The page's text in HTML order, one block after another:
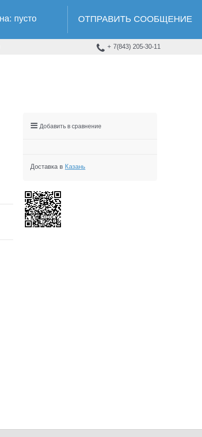
пусто ОТПРАВИТЬ СООБЩЕНИЕ
+ 7(843) 205-30-11
Добавить в сравнение
Доставка в Казань